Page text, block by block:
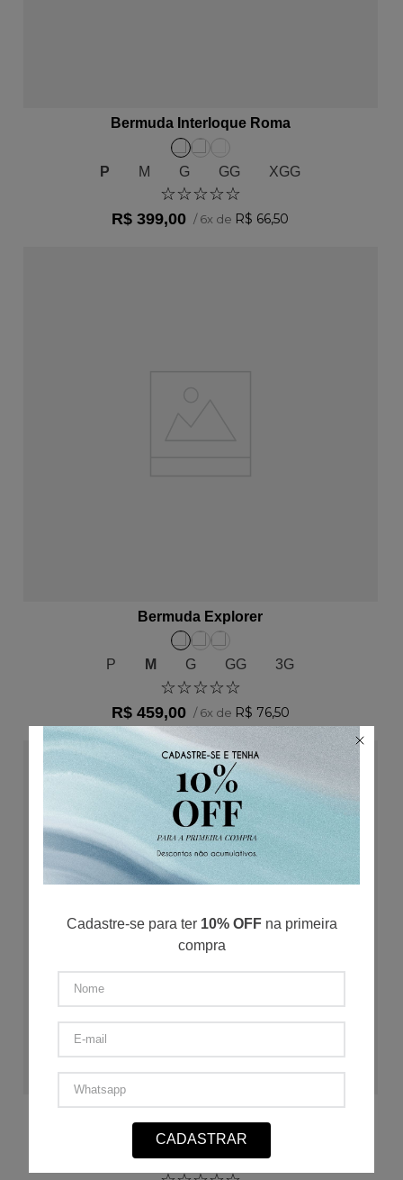
Bermuda Interloque Roma
P M G GG XGG
☆☆☆☆☆
R$ 399,00 /6x de R$ 66,50
Bermuda Explorer
P M G GG 3G
☆☆☆☆☆
R$ 459,00 /6x de R$ 76,50
40%OFF
Bermuda Preppy
M G GG
Cadastre-se para ter 10% OFFna primeira
compra
CADASTRAR